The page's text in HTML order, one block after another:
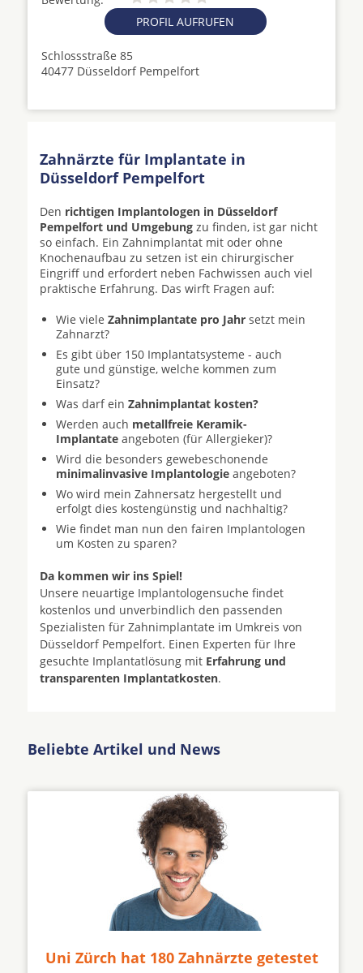
PROFIL AUFRUFEN
Schlossstraße 85
40477 Düsseldorf Pempelfort
Zahnärzte für Implantate in
Düsseldorf Pempelfort
Den richtigen Implantologen in Düsseldorf
Pempelfort und Umgebung zu finden, ist gar nicht
so einfach. Ein Zahnimplantat mit oder ohne
Knochenaufbau zu setzen ist ein chirurgischer
Eingriff und erfordert neben Fachwissen auch viel
praktische Erfahrung. Das wirft Fragen auf:
Wie viele Zahnimplantate pro Jahr setzt mein
Zahnarzt?
Es gibt über 150 Implantatsysteme - auch
gute und günstige, welche kommen zum
Einsatz?
Was darf ein Zahnimplantat kosten?
Werden auch metallfreie Keramik-
Implantate angeboten (für Allergieker)?
Wird die besonders gewebeschonende
minimalinvasive Implantologie angeboten?
Wo wird mein Zahnersatz hergestellt und
erfolgt dies kostengünstig und nachhaltig?
Wie findet man nun den fairen Implantologen
um Kosten zu sparen?
Da kommen wir ins Spiel!
Unsere neuartige Implantologensuche findet
kostenlos und unverbindlich den passenden
Spezialisten für Zahnimplantate im Umkreis von
Düsseldorf Pempelfort. Einen Experten für Ihre
gesuchte Implantatlösung mit Erfahrung und
transparenten Implantatkosten.
Beliebte Artikel und News
Uni Zürch hat 180 Zahnärzte getestet